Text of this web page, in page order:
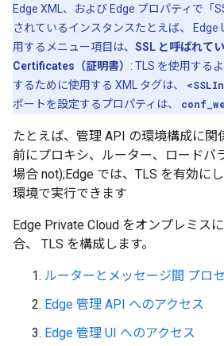
Edge XML、および Edge プロパティで「
されているインスタンスたとえば、 Edge
用するメニュー項目は、 SSL と呼ばれてい
Certificates（証明書） : TLS を使用する
するために使用する XML タグは、
ポートを設定するプロパティは、
たとえば、管理 API の環境構成に関
前にプロキシ、ルーター、ロードバ
場合 not);Edge では、TLS を有効に
環境で実行できます
Edge Private Cloud をオンプレミス
合、 TLS を構成します。
ルーターとメッセージ間 プロ
Edge 管理 API へのアクセス
Edge 管理 UI へのアクセス